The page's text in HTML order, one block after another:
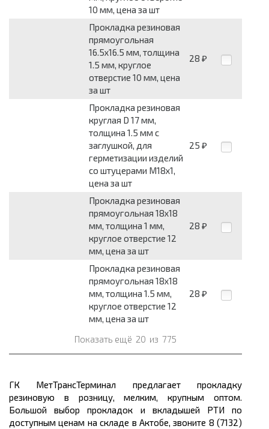
10 мм, цена за шт
Прокладка резиновая
прямоугольная
16.5x16.5 мм, толщина
1.5 мм, круглое
отверстие 10 мм, цена
за шт
28 ₽
Прокладка резиновая
круглая D 17 мм,
толщина 1.5 мм с
заглушкой, для
герметизации изделий
со штуцерами М18х1,
цена за шт
25 ₽
Прокладка резиновая
прямоугольная 18x18
мм, толщина 1 мм,
круглое отверстие 12
мм, цена за шт
28 ₽
Прокладка резиновая
прямоугольная 18x18
мм, толщина 1.5 мм,
круглое отверстие 12
мм, цена за шт
28 ₽
Показать ещё 20 из 775
ГК МетТрансТерминал предлагает прокладку
резиновую в розницу, мелким, крупным оптом.
Большой выбор прокладок и вкладышей РТИ по
доступным ценам на складе в Актобе, звоните 8 (7132)